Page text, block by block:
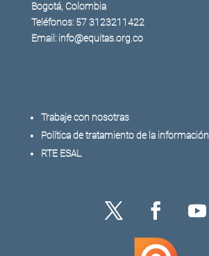
Bogotá, Colombia
Teléfonos: 57 3123211422
Email: info@equitas.org.co
Trabaje con nosotras
Política de tratamiento de la información
RTE ESAL